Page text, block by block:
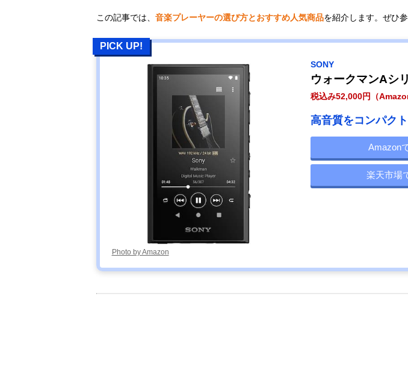
この記事では、 音楽プレーヤーの選び方とおすすめ人気商品を紹介します。ぜひ
PICK UP!
Photo by Amazon
SONY
ウォークマンAシ
税込み52,000円（
高音質をコンパク
Amazon
楽天市場